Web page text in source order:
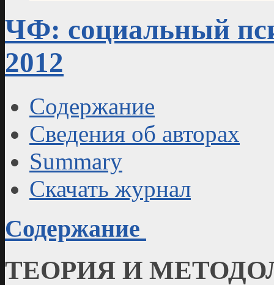
ЧФ: социальный
2012
Содержание
Сведения об авторах
Summary
Скачать журнал
Содержание
ТЕОРИЯ И